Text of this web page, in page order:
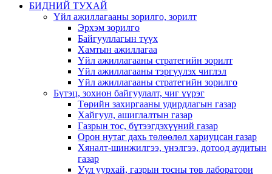
БИДНИЙ ТУХАЙ
Үйл ажиллагааны зорилго, зорилт
Эрхэм зорилго
Байгууллагын түүх
Хамтын ажиллагаа
Үйл ажиллагааны стратегийн зорилт
Үйл ажиллагааны тэргүүлэх чиглэл
Үйл ажиллагааны стратегийн зорилго
Бүтэц, зохион байгуулалт, чиг үүрэг
Төрийн захиргааны удирдлагын газар
Хайгуул, ашиглалтын газар
Газрын тос, бүтээгдэхүүний газар
Орон нутаг дахь төлөөлөл хариуцсан газар
Хяналт-шинжилгээ, үнэлгээ, дотоод аудитын
газар
Уул уурхай, газрын тосны төв лаборатори